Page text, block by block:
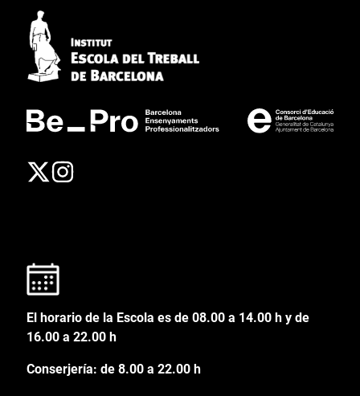
El horario de la Escola es de 08.00 a 14.00 h y de
16.00 a 22.00 h
Conserjería: de 8.00 a 22.00 h